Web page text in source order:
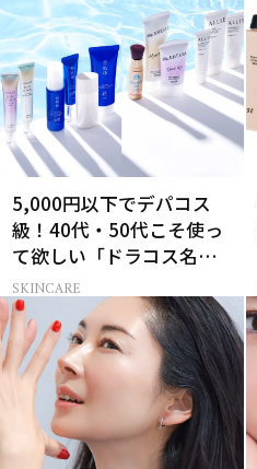
5,000円以下でデパコス
級！40代・50代こそ使っ
て欲しい「ドラコス名品
UV」12選
SKINCARE